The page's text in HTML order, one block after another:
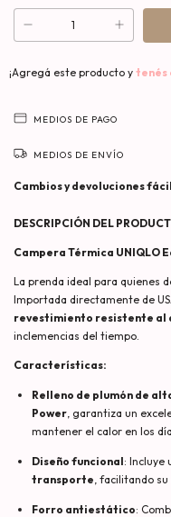
¡Agregá este producto y tenés
MEDIOS DE PAGO
MEDIOS DE ENVÍO
DESCRIPCIÓN DEL
Campera Térmica UNIQLO
La prenda ideal para quienes
Importada directamente de
revestimiento resistente al
inclemencias del tiempo.
Características:
Relleno de plumón de
Power , garantiza un
mantener el calor en los
Diseño funcional: Incluye
transporte , facilitando
Forro antiestático: